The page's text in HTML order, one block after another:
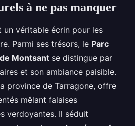
à ne pas manquer
un véritable écrin pour les
Parmi ses trésors, le Parc
Montsant se distingue par
et son ambiance paisible.
province de Tarragone, offre
mêlant falaises
verdoyantes. Il séduit